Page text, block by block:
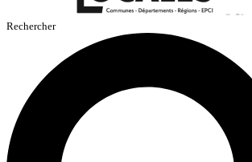
Rechercher